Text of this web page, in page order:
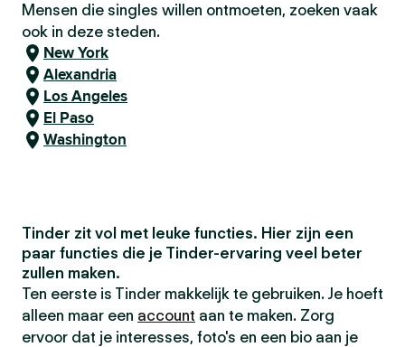
Mensen die singles willen ontmoeten, zoeken vaak
ook in deze steden.
New York
Alexandria
Los Angeles
El Paso
Washington
Tinder zit vol met leuke functies. Hier zijn een
paar functies die je Tinder-ervaring veel beter
zullen maken.
Ten eerste is Tinder makkelijk te gebruiken. Je hoeft
alleen maar een account aan te maken. Zorg
ervoor dat je interesses, foto's en een bio aan je